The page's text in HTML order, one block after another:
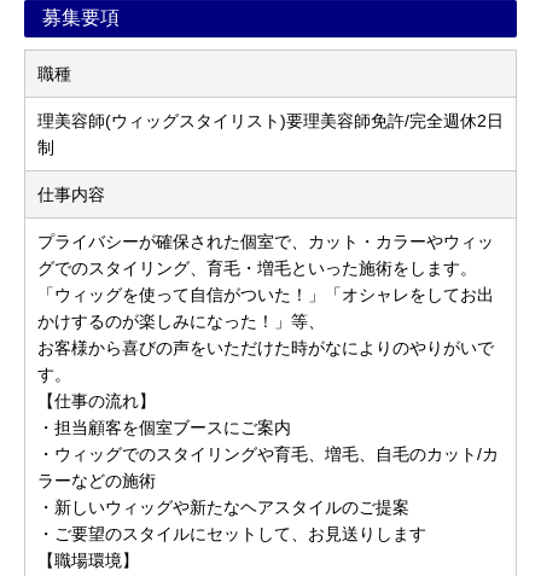
募集要項
職種
理美容師(ウィッグスタイリスト)要理美容師免許/完全週休2日
制
仕事内容
プライバシーが確保された個室で、カット・カラーやウィッ
グでのスタイリング、育毛・増毛といった施術をします。
「ウィッグを使って自信がついた！」「オシャレをしてお出
かけするのが楽しみになった！」等、
お客様から喜びの声をいただけた時がなによりのやりがいで
す。
【仕事の流れ】
・担当顧客を個室ブースにご案内
・ウィッグでのスタイリングや育毛、増毛、自毛のカット/カ
ラーなどの施術
・新しいウィッグや新たなヘアスタイルのご提案
・ご要望のスタイルにセットして、お見送りします
【職場環境】